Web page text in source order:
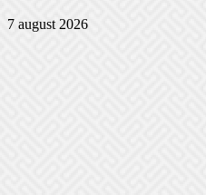
7 august 2026